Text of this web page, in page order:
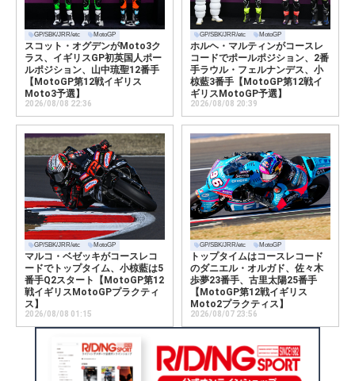
GP/SBK/JRR/etc MotoGP
スコット・オグデンがMoto3ク
ラス、イギリスGP初英国人ポー
ルポジション、山中琉聖12番手
【MotoGP第12戦イギリス
Moto3予選】
2026/08/08 22:36
GP/SBK/JRR/etc MotoGP
ホルヘ・マルティンがコースレ
コードでポールポジション、2番
手ラウル・フェルナンデス、小
椋藍3番手【MotoGP第12戦イ
ギリスMotoGP予選】
2026/08/08 20:39
GP/SBK/JRR/etc MotoGP
マルコ・ベゼッキがコースレコ
ードでトップタイム、小椋藍は5
番手Q2スタート【MotoGP第12
戦イギリスMotoGPプラクティ
ス】
2026/08/08 01:15
GP/SBK/JRR/etc MotoGP
トップタイムはコースレコード
のダニエル・オルガド、佐々木
歩夢23番手、古里太陽25番手
【MotoGP第12戦イギリス
Moto2プラクティス】
2026/08/07 23:56